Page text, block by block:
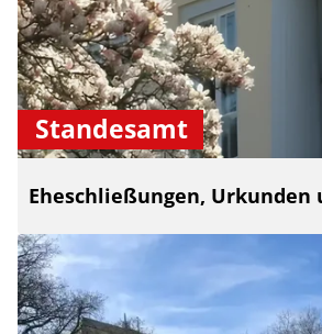
Standesamt
Eheschließungen, Urkunden